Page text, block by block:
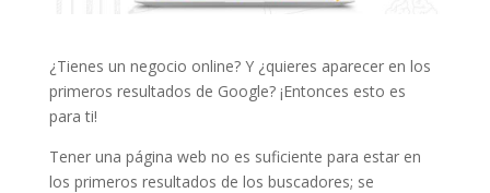
¿Tienes un negocio online? Y ¿quieres aparecer en los
primeros resultados de Google? ¡Entonces esto es
para ti!
Tener una página web no es suficiente para estar en
los primeros resultados de los buscadores; se